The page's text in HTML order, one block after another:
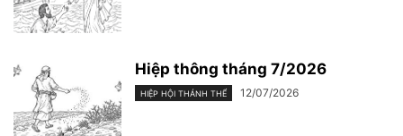
Hiệp thông tháng 7/2026
HIỆP HỘI THÁNH THỂ 12/07/2026